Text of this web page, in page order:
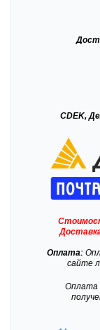
CDEK,
Оплата:
сайте
Оплата